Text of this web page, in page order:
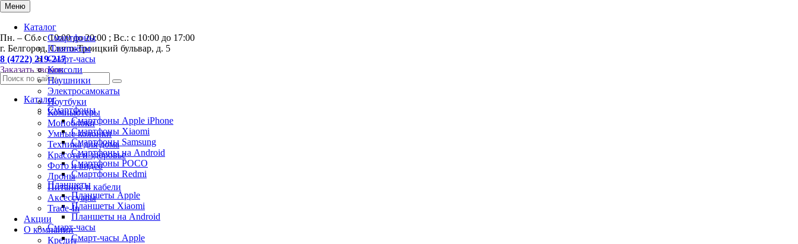
Меню
Каталог
Смартфоны
Планшеты
Смарт-часы
Консоли
Наушники
Электросамокаты
Ноутбуки
Компьютеры
Моноблоки
Умные колонки
Техника для дома
Красота и здоровье
Фото и видео
Дроны
Питание и кабели
Аксессуары
Trade-In
Акции
О компании
Кредит
Пн. – Сб.: с 10:00 до 20:00 ; Вс.: с 10:00 до 17:00
г. Белгород, Свято-Троицкий бульвар, д. 5
8 (4722) 219-217
Заказать звонок
Каталог
Смартфоны
Смартфоны Apple iPhone
Смартфоны Хiaomi
Смартфоны Samsung
Смартфоны на Android
Смартфоны POCO
Смартфоны Redmi
Планшеты
Планшеты Apple
Планшеты Xiaomi
Планшеты на Android
Смарт-часы
Смарт-часы Apple